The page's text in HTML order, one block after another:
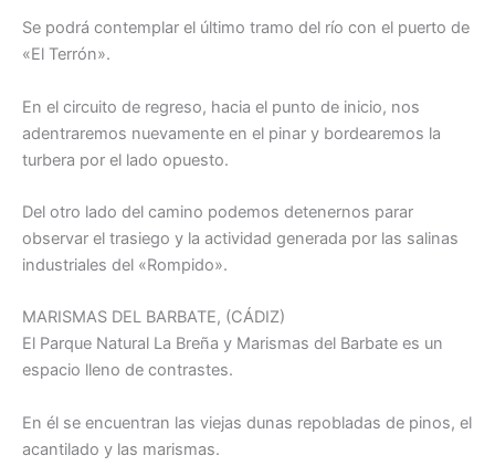
Se podrá contemplar el último tramo del río con el puerto de
«El Terrón».
En el circuito de regreso, hacia el punto de inicio, nos
adentraremos nuevamente en el pinar y bordearemos la
turbera por el lado opuesto.
Del otro lado del camino podemos detenernos parar
observar el trasiego y la actividad generada por las salinas
industriales del «Rompido».
MARISMAS DEL BARBATE, (CÁDIZ)
El Parque Natural La Breña y Marismas del Barbate es un
espacio lleno de contrastes.
En él se encuentran las viejas dunas repobladas de pinos, el
acantilado y las marismas.